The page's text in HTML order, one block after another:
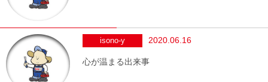
isono-y 2020.06.16
心が温まる出来事